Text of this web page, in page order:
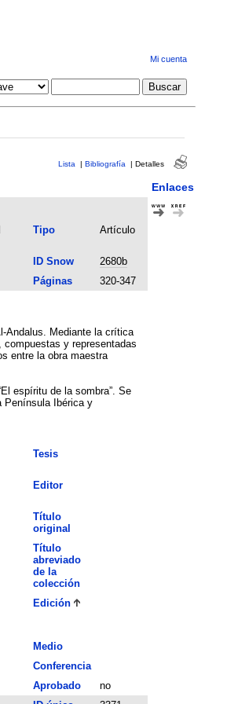
Mi cuenta
Lista | Bibliografía | Detalles
Enlaces
Tipo Artículo
ID Snow
2680b
Páginas
320-347
Andalus. Mediante la crítica
y representadas
entre la obra maestra
espíritu de la sombra”. Se
Península Ibérica y
Tesis
Editor
Título
original
Título
abreviado
de la
colección
Edición
Medio
Conferencia
Aprobado
no